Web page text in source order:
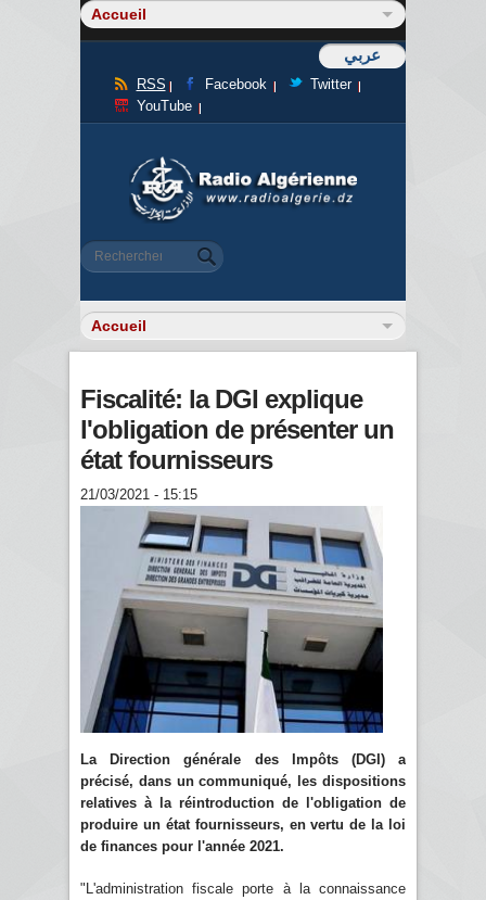
عربي
RSS Facebook
Twitter
YouTube
Formulaire de recherche
Rechercher
Fiscalité: la DGI explique
l'obligation de présenter un
état fournisseurs
21/03/2021 - 15:15
La Direction générale des Impôts (DGI) a
précisé, dans un communiqué, les dispositions
relatives à la réintroduction de l'obligation de
produire un état fournisseurs, en vertu de la loi
de finances pour l'année 2021.
"L'administration fiscale porte à la connaissance